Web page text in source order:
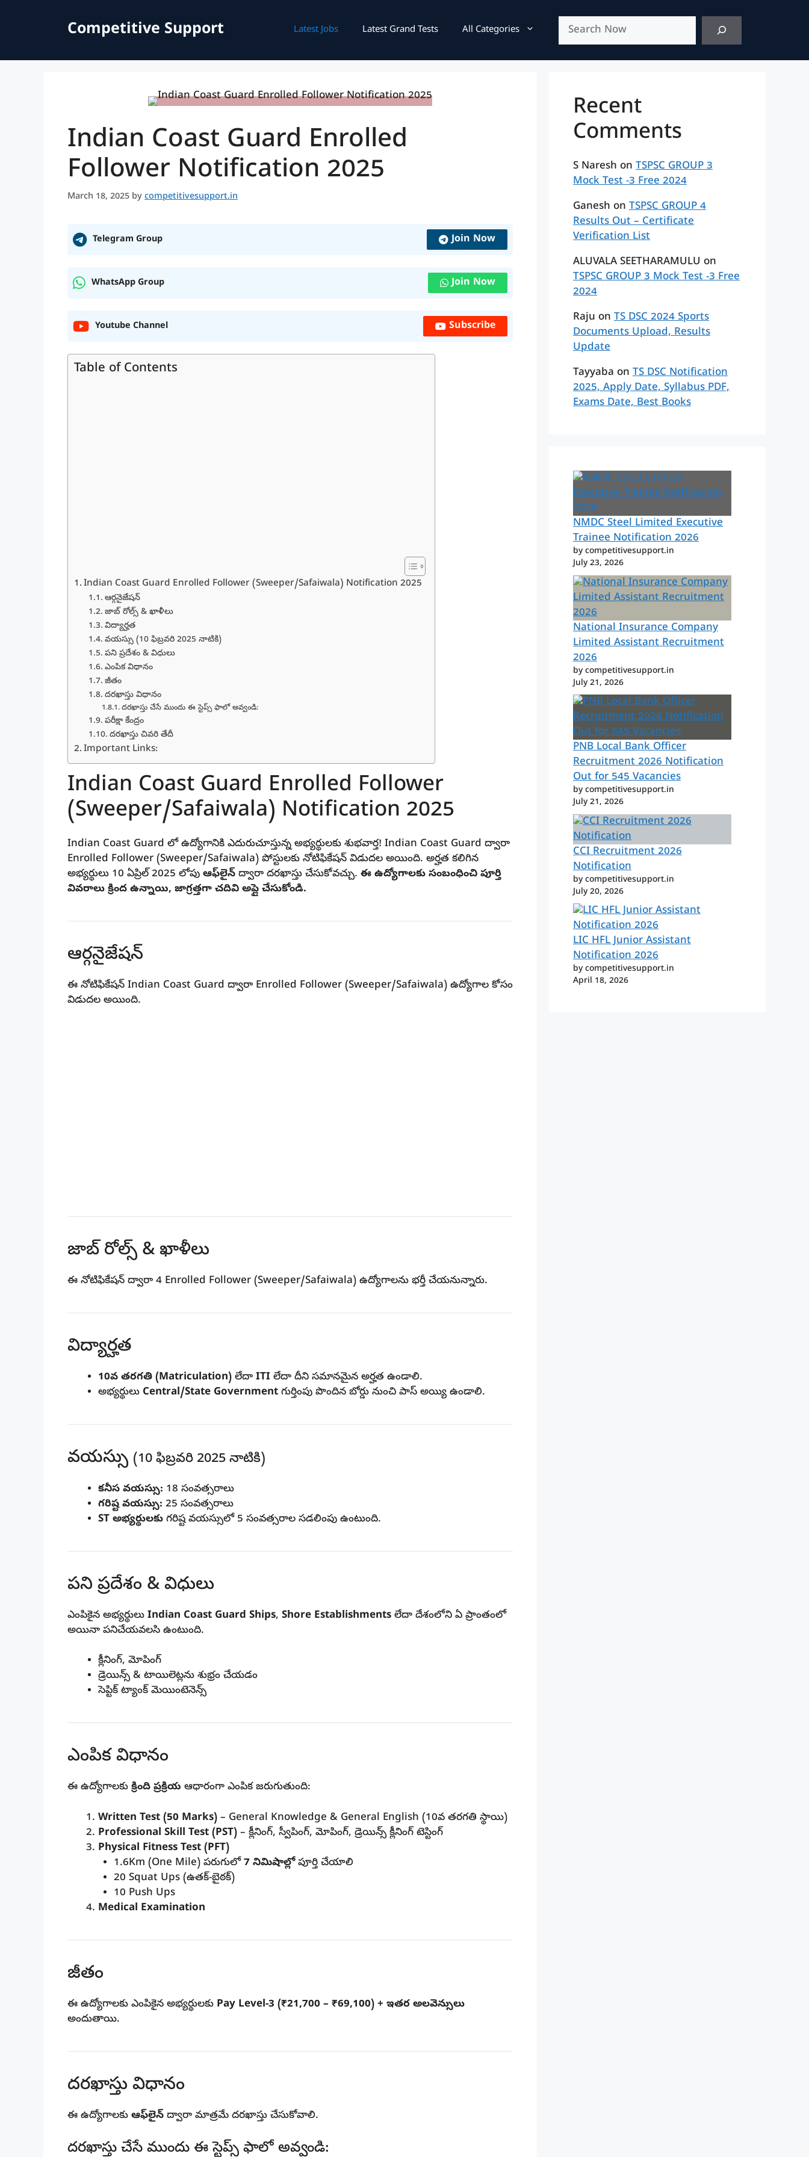
Competitive Support Latest Jobs Latest Grand Tests All Categories
Search
Indian Coast Guard Enrolled
Follower Notification 2025
March 18, 2025 by competitivesupport.in
Telegram Group Join Now
WhatsApp Group Join Now
Youtube Channel Subscribe
Table of Contents
Indian Coast Guard Enrolled Follower (Sweeper/Safaiwala) Notification 2025
ఆర్గనైజేషన్
జాబ్ రోల్స్ & ఖాళీలు
విద్యార్హత
వయస్సు (10 ఫిబ్రవరి 2025 నాటికి)
పని ప్రదేశం & విధులు
ఎంపిక విధానం
జీతం
దరఖాస్తు విధానం
దరఖాస్తు చేసే ముందు ఈ స్టెప్స్ ఫాలో అవ్వండి:
పరీక్షా కేంద్రం
దరఖాస్తు చివరి తేదీ
Important Links:
Indian Coast Guard Enrolled Follower
(Sweeper/Safaiwala) Notification 2025
Indian Coast Guard లో ఉద్యోగానికి ఎదురుచూస్తున్న అభ్యర్థులకు శుభవార్త! Indian Coast Guard ద్వారా
Enrolled Follower (Sweeper/Safaiwala) పోస్టులకు నోటిఫికేషన్ విడుదల అయింది. అర్హత కలిగిన
అభ్యర్థులు 10 ఏప్రిల్ 2025 లోపు ఆఫ్‌లైన్ ద్వారా దరఖాస్తు చేసుకోవచ్చు. ఈ ఉద్యోగాలకు సంబంధించి పూర్తి
వివరాలు క్రింద ఉన్నాయి, జాగ్రత్తగా చదివి అప్లై చేసుకోండి.
ఆర్గనైజేషన్
ఈ నోటిఫికేషన్ Indian Coast Guard ద్వారా Enrolled Follower (Sweeper/Safaiwala) ఉద్యోగాల కోసం
విడుదల అయింది.
జాబ్ రోల్స్ & ఖాళీలు
ఈ నోటిఫికేషన్ ద్వారా 4 Enrolled Follower (Sweeper/Safaiwala) ఉద్యోగాలను భర్తీ చేయనున్నారు.
విద్యార్హత
10వ తరగతి (Matriculation) లేదా ITI లేదా దీని సమానమైన అర్హత ఉండాలి.
అభ్యర్థులు Central/State Government గుర్తింపు పొందిన బోర్డు నుంచి పాస్ అయ్యి ఉండాలి.
వయస్సు (10 ఫిబ్రవరి 2025 నాటికి)
కనీస వయస్సు: 18 సంవత్సరాలు
గరిష్ట వయస్సు: 25 సంవత్సరాలు
ST అభ్యర్థులకు గరిష్ట వయస్సులో 5 సంవత్సరాల సడలింపు ఉంటుంది.
పని ప్రదేశం & విధులు
ఎంపికైన అభ్యర్థులు Indian Coast Guard Ships, Shore Establishments లేదా దేశంలోని ఏ ప్రాంతంలో
అయినా పనిచేయవలసి ఉంటుంది.
క్లీనింగ్, మోపింగ్
డ్రెయిన్స్ & టాయిలెట్లను శుభ్రం చేయడం
సెప్టిక్ ట్యాంక్ మెయింటెనెన్స్
ఎంపిక విధానం
ఈ ఉద్యోగాలకు క్రింది ప్రక్రియ ఆధారంగా ఎంపిక జరుగుతుంది:
Written Test (50 Marks) – General Knowledge & General English (10వ తరగతి స్థాయి)
Professional Skill Test (PST) – క్లీనింగ్, స్వీపింగ్, మోపింగ్, డ్రెయిన్స్ క్లీనింగ్ టెస్టింగ్
Physical Fitness Test (PFT)
1.6Km (One Mile) పరుగులో7 నిమిషాల్లోపూర్తి చేయాలి
20 Squat Ups (ఉతక్-బైఠక్)
10 Push Ups
Medical Examination
జీతం
ఈ ఉద్యోగాలకు ఎంపికైన అభ్యర్థులకు Pay Level-3 (₹21,700 – ₹69,100) + ఇతర అలవెన్సులు
అందుతాయి.
దరఖాస్తు విధానం
ఈ ఉద్యోగాలకు ఆఫ్‌లైన్ ద్వారా మాత్రమే దరఖాస్తు చేసుకోవాలి.
దరఖాస్తు చేసే ముందు ఈ స్టెప్స్ ఫాలో అవ్వండి:
Recent
Comments
S Naresh on TSPSC GROUP 3
Mock Test -3 Free 2024
Ganesh on TSPSC GROUP 4
Results Out – Certificate
Verification List
ALUVALA SEETHARAMULU on
TSPSC GROUP 3 Mock Test -3 Free
2024
Raju on TS DSC 2024 Sports
Documents Upload, Results
Update
Tayyaba on TS DSC Notification
2025, Apply Date, Syllabus PDF,
Exams Date, Best Books
NMDC Steel Limited Executive
Trainee Notification 2026
by competitivesupport.in
July 23, 2026
National Insurance Company
Limited Assistant Recruitment
2026
by competitivesupport.in
July 21, 2026
PNB Local Bank Officer
Recruitment 2026 Notification
Out for 545 Vacancies
by competitivesupport.in
July 21, 2026
CCI Recruitment 2026
Notification
by competitivesupport.in
July 20, 2026
LIC HFL Junior Assistant
Notification 2026
by competitivesupport.in
April 18, 2026